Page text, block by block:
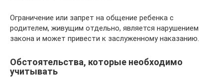
Ограничение или запрет на общение ребенка с
родителем, живущим отдельно, является нарушением
закона и может привести к заслуженному наказанию.
Обстоятельства, которые необходимо
учитывать